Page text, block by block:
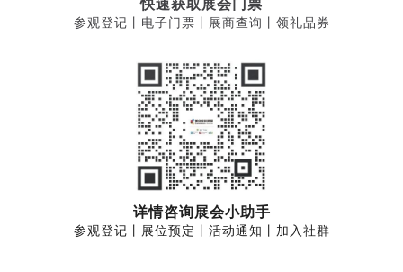
快速获取展会门票
参观登记丨电子门票丨展商查询丨领礼品券
详情咨询展会小助手
参观登记丨展位预定丨活动通知丨加入社群